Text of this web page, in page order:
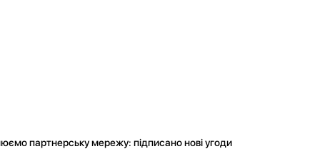
партнерську мережу: підписано нові угоди